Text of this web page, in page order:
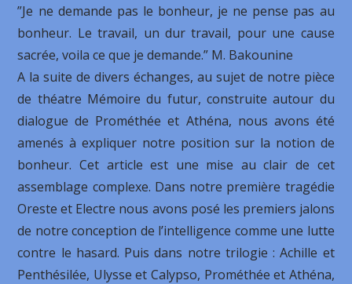
”Je ne demande pas le bonheur, je ne pense pas au
bonheur. Le travail, un dur travail, pour une cause
sacrée, voila ce que je demande.” M. Bakounine
A la suite de divers échanges, au sujet de notre pièce
de théatre Mémoire du futur, construite autour du
dialogue de Prométhée et Athéna, nous avons été
amenés à expliquer notre position sur la notion de
bonheur. Cet article est une mise au clair de cet
assemblage complexe. Dans notre première tragédie
Oreste et Electre nous avons posé les premiers jalons
de notre conception de l’intelligence comme une lutte
contre le hasard. Puis dans notre trilogie : Achille et
Penthésilée, Ulysse et Calypso, Prométhée et Athéna,